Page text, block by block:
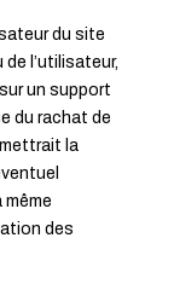
du site
de l’utilisateur,
un support
du rachat de
la
des